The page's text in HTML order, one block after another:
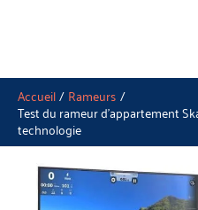
Accueil Rameurs
Test du rameur d’appartement
technologie